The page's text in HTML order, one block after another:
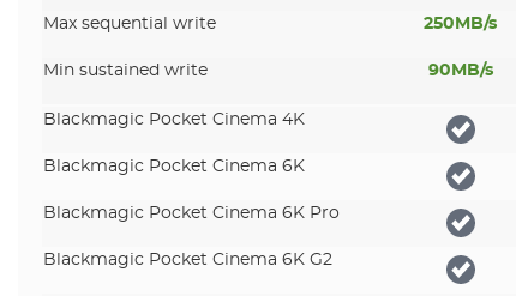
Max sequential write 250MB/s
Min sustained write 90MB/s
Blackmagic Pocket Cinema 4K
Blackmagic Pocket Cinema 6K
Blackmagic Pocket Cinema 6K Pro
Blackmagic Pocket Cinema 6K G2